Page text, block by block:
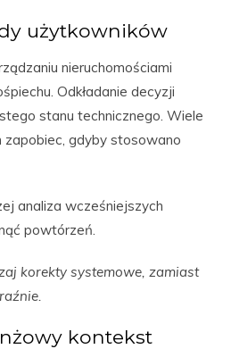
użytkowników
nieruchomościami
Odkładanie decyzji
stanu technicznego. Wiele
zapobiec, gdyby stosowano
analiza wcześniejszych
powtórzeń.
korekty systemowe, zamiast
kontekst